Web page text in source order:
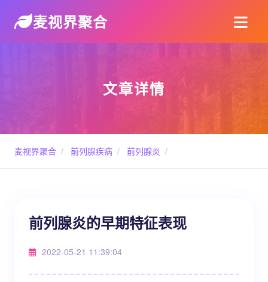
麦视界聚合
文章详情
麦视界聚合 / 前列腺疾病 / 前列腺炎 /
前列腺炎的早期特征表现
2022-05-21 11:39:04